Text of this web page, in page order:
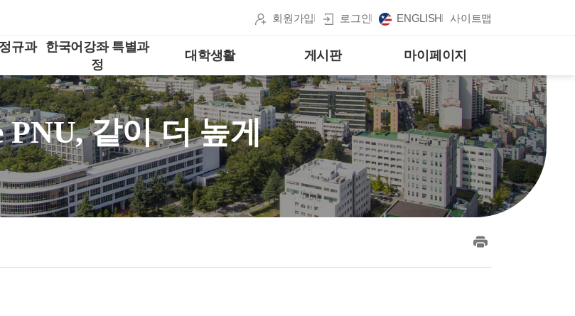
회원가입 로그인 ENGLISH 사이트맵
규과
한국어강좌 특별과
정
대학생활 게시판 마이페이지
PNU, 같이 더 높게